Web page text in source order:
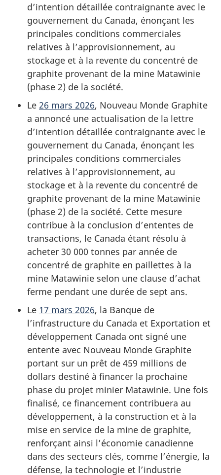
d’intention détaillée contraignante avec le
gouvernement du Canada, énonçant les
principales conditions commerciales
relatives à l’approvisionnement, au
stockage et à la revente du concentré de
graphite provenant de la mine Matawinie
(phase 2) de la société.
Le 26 mars 2026, Nouveau Monde Graphite
a annoncé une actualisation de la lettre
d’intention détaillée contraignante avec le
gouvernement du Canada, énonçant les
principales conditions commerciales
relatives à l’approvisionnement, au
stockage et à la revente du concentré de
graphite provenant de la mine Matawinie
(phase 2) de la société. Cette mesure
contribue à la conclusion d’ententes de
transactions, le Canada étant résolu à
acheter 30 000 tonnes par année de
concentré de graphite en paillettes à la
mine Matawinie selon une clause d’achat
ferme pendant une durée de sept ans.
Le 17 mars 2026, la Banque de
l’infrastructure du Canada et Exportation et
développement Canada ont signé une
entente avec Nouveau Monde Graphite
portant sur un prêt de 459 millions de
dollars destiné à financer la prochaine
phase du projet minier Matawinie. Une fois
finalisé, ce financement contribuera au
développement, à la construction et à la
mise en service de la mine de graphite,
renforçant ainsi l’économie canadienne
dans des secteurs clés, comme l’énergie, la
défense, la technologie et l’industrie